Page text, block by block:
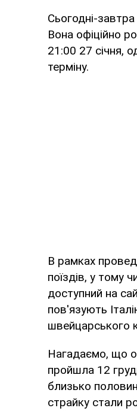
Сьогодні-
Вона офіційно
21:00 27 січня,
терміну.
В рамках
поїздів, у тому
доступний на
пов'язують
швейцарського
Нагадаємо, що
пройшла 12
близько
страйку стали